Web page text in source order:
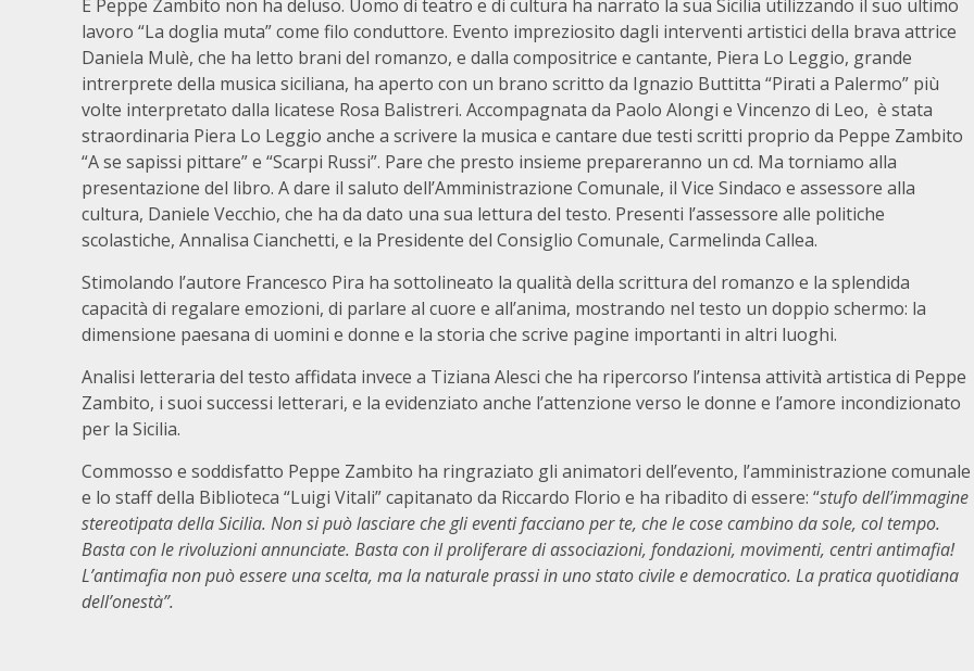
E Peppe Zambito non ha deluso. Uomo di teatro e di cultura ha narrato la sua Sicilia utilizzando il suo ultimo
lavoro “La doglia muta” come filo conduttore. Evento impreziosito dagli interventi artistici della brava attrice
Daniela Mulè, che ha letto brani del romanzo, e dalla compositrice e cantante, Piera Lo Leggio, grande
intrerprete della musica siciliana, ha aperto con un brano scritto da Ignazio Buttitta “Pirati a Palermo” più
volte interpretato dalla licatese Rosa Balistreri. Accompagnata da Paolo Alongi e Vincenzo di Leo, è stata
straordinaria Piera Lo Leggio anche a scrivere la musica e cantare due testi scritti proprio da Peppe Zambito
“A se sapissi pittare” e “Scarpi Russi”. Pare che presto insieme prepareranno un cd. Ma torniamo alla
presentazione del libro. A dare il saluto dell’Amministrazione Comunale, il Vice Sindaco e assessore alla
cultura, Daniele Vecchio, che ha da dato una sua lettura del testo. Presenti l’assessore alle politiche
scolastiche, Annalisa Cianchetti, e la Presidente del Consiglio Comunale, Carmelinda Callea.
Stimolando l’autore Francesco Pira ha sottolineato la qualità della scrittura del romanzo e la splendida
capacità di regalare emozioni, di parlare al cuore e all’anima, mostrando nel testo un doppio schermo: la
dimensione paesana di uomini e donne e la storia che scrive pagine importanti in altri luoghi.
Analisi letteraria del testo affidata invece a Tiziana Alesci che ha ripercorso l’intensa attività artistica di Peppe
Zambito, i suoi successi letterari, e la evidenziato anche l’attenzione verso le donne e l’amore incondizionato
per la Sicilia.
Commosso e soddisfatto Peppe Zambito ha ringraziato gli animatori dell’evento, l’amministrazione comunale
e lo staff della Biblioteca “Luigi Vitali” capitanato da Riccardo Florio e ha ribadito di essere: “stufo dell’immagine
stereotipata della Sicilia. Non si può lasciare che gli eventi facciano per te, che le cose cambino da sole, col tempo.
Basta con le rivoluzioni annunciate. Basta con il proliferare di associazioni, fondazioni, movimenti, centri antimafia!
L’antimafia non può essere una scelta, ma la naturale prassi in uno stato civile e democratico. La pratica quotidiana
dell’onestà”.